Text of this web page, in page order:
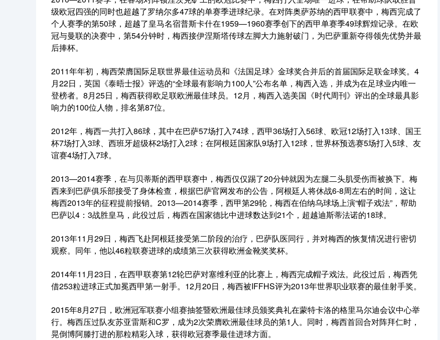
级欧冠四强的同时也超越了罗纳尔多47球的单赛季进球纪录。在对阵奥萨苏纳的西甲联赛中，梅西完成了
个人赛季的第50球，超越了皇马名宿普斯卡什在1959—1960赛季创下的西甲单赛季49球辉煌记录。在欧
冠与曼联的决赛中，第54分钟时，梅西接伊涅斯塔传球左脚大力施射破门，为巴萨重新夺得领先优势并最
后捧杯。
2011年年初，梅西荣膺国际足联世界最佳运动员和《法国足球》金球奖合并后的首届国际足联金球奖。4
月22日，英国《泰晤士报》评选的“全球最有影响力100人”公布名单，梅西入选，并成为在足球业内唯一
登榜者。8月25日，梅西获得欧足联欧洲最佳球员。12月，梅西入选美国《时代周刊》评出的全球最具影
响力的100位人物，排名第87位。
2012年，梅西一共打入86球，其中在巴萨57场打入74球，西甲36场打入56球、欧冠12场打入13球、国王
杯7场打入3球、西班牙超级杯2场打入2球；在阿根廷国家队9场打入12球，世界杯预选赛5场打入5球、友
谊赛4场打入7球。
2013—2014赛季，在与贝蒂斯的西甲联赛中，梅西仅仅踢了20分钟就因为左腿二头肌受伤而被换下。梅
西来到巴萨俱乐部接受了身体检查，根据巴萨官网发布的公告，阿根廷人将休战6-8周左右的时间，这让
梅西2013年的征程提前报销。2013—2014赛季，西甲第29轮，梅西在伯纳乌球场上演“帽子戏法”，帮助
巴萨以4：3战胜皇马，此役过后，梅西在国家德比中进球数达到21个，超越迪斯蒂法诺的18球。
2013年11月29日，梅西飞赴阿根廷接受第二阶段的治疗，巴萨队医同行，并对梅西的恢复情况进行密切
观察。同年，他以46粒联赛进球的成绩第三次获得欧洲金靴奖奖杯。
2014年11月23日，在西甲联赛第12轮巴萨对塞维利亚的比赛上，梅西完成帽子戏法。此役过后，梅西凭
借253粒进球正式加冕西甲第一射手。12月20日，梅西被IFFHS评为2013年世界职业联赛的最佳射手奖。
2015年8月27日，欧洲冠军联赛小组赛抽签暨欧洲最佳球员颁奖典礼在蒙特卡洛的格里马尔迪会议中心举
行。梅西压过队友苏亚雷斯和C罗，成为2次荣膺欧洲最佳球员的第1人。同时，梅西首回合对阵拜仁时，
晃倒博阿滕打进的那粒精彩入球，获得欧冠赛季最佳进球方面。